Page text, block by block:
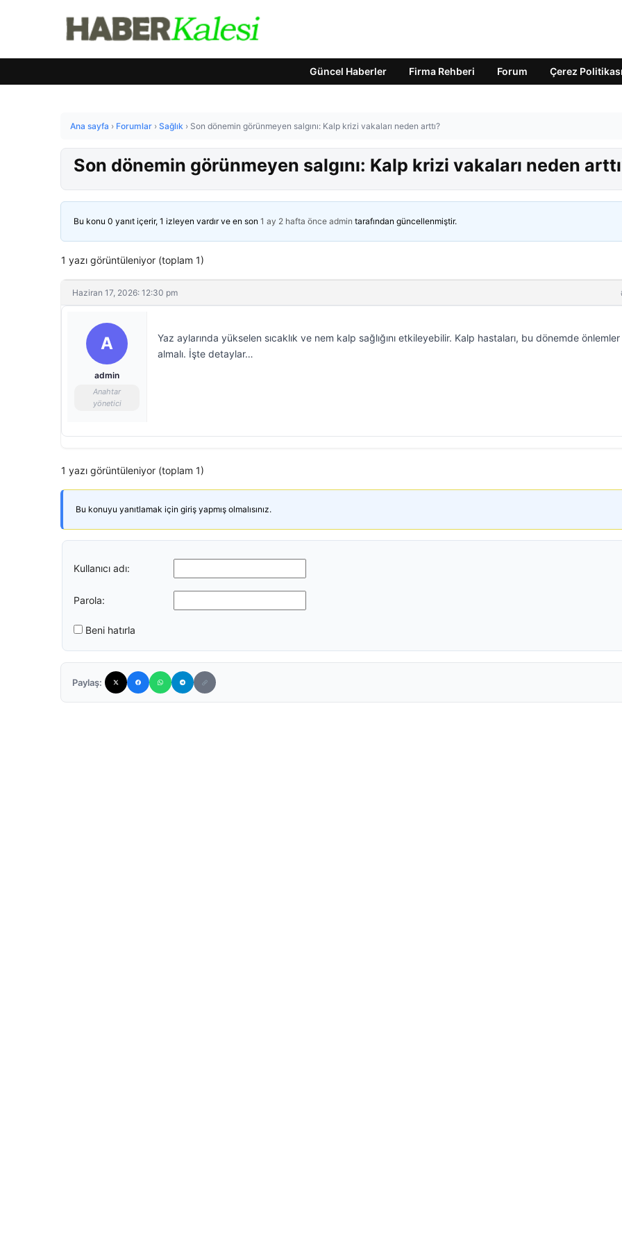
Güncel Haberler Firma Rehberi Forum Çerez Politikası
Ana sayfa › Forumlar › Sağlık › Son dönemin görünmeyen salgını: Kalp krizi vakaları neden arttı?
Son dönemin görünmeyen salgını: Kalp krizi vakaları neden
Bu konu 0 yanıt içerir, 1 izleyen vardır ve en son 1 ay 2 hafta önce admin tarafından güncellenmiştir.
1 yazı görüntüleniyor (toplam 1)
Haziran 17, 2026: 12:30 pm
A
admin
Anahtar
yönetici
Yaz aylarında yükselen sıcaklık ve nem kalp sağlığını etkileyebilir. Kalp hastaları, bu dönemde önlemler
almalı. İşte detaylar…
1 yazı görüntüleniyor (toplam 1)
Bu konuyu yanıtlamak için giriş yapmış olmalısınız.
Kullanıcı adı:
Parola:
Beni hatırla
Paylaş: